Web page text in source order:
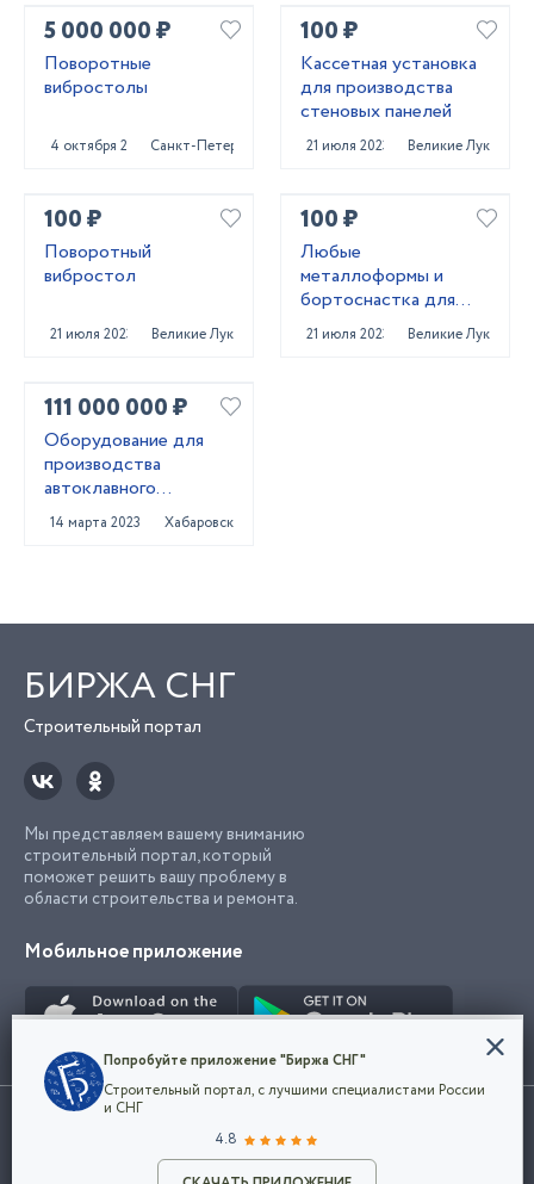
Разместить объявление
5 000 000 ₽
Поворотные
вибростолы
4 октября 2024Санкт-Петербург
100 ₽
Кассетная установка
для производства
стеновых панелей
21 июля 2023 Великие Луки
100 ₽
Поворотный
вибростол
21 июля 2023 Великие Луки
100 ₽
Любые
металлоформы и
бортоснастка для
ваших ЖБИ от «М-
Конструктор»
21 июля 2023 Великие Луки
111 000 000 ₽
Оборудование для
производства
автоклавного
газобетона
14 марта 2023 Хабаровск
БИРЖА СНГ
Строительный портал
Мы представляем вашему вниманию
строительный портал, который
поможет решить вашу проблему в
области строительства и ремонта.
Мобильное приложение
Использование сайта, в том числе подача объявлений, означает
марки представленные на сайте являются собственностью их
Конфиденциальность
Мы используем файлы cookie, чтобы сделать
наш сайт удобным для каждого
Политикой конфиденциальности компании
и принимаете условия использования cookie.
Попробуйте приложение "Биржа СНГ"
Строительный портал, с лучшими специалистами России
и СНГ
4.8